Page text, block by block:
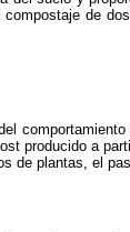
de
producido a
de plantas, el